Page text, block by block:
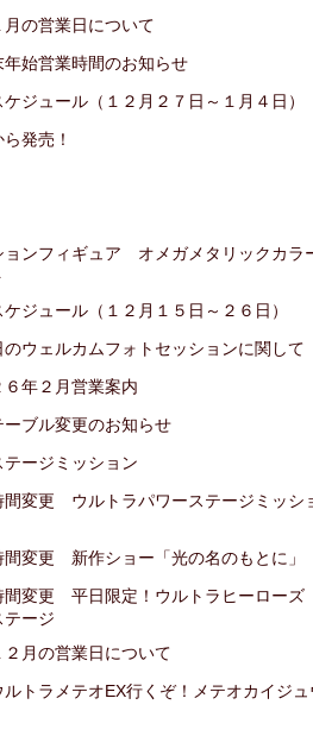
の営業日について
始営業時間のお知らせ
ジュール（１２月２７日～１月４日）
発売！
ョンフィギュア オメガメタリックカラ
ジュール（１２月１５日～２６日）
ウェルカムフォトセッションに関して
年２月営業案内
ブル変更のお知らせ
ージミッション
変更 ウルトラパワーステージミッシ
変更 新作ショー「光の名のもとに」
間変更 平日限定！ウルトラヒーロー
テージ
月の営業日について
トラメテオEX行くぞ！メテオカイジ